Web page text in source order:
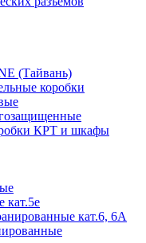
(Тайвань)
коробки
КРТ и шкафы
кат.5е
кат.6, 6А